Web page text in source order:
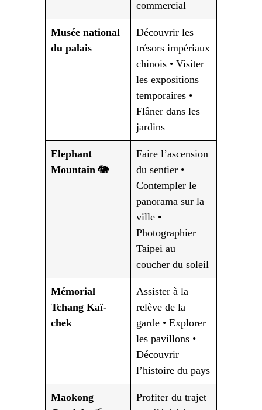
commercial
Musée national
du palais
Découvrir les
trésors impériaux
chinois • Visiter
les expositions
temporaires •
Flâner dans les
jardins
Elephant
Mountain🐘
Faire l’ascension
du sentier •
Contempler le
panorama sur la
ville •
Photographier
Taipei au
coucher du soleil
Mémorial
Tchang Kaï-
chek
Assister à la
relève de la
garde • Explorer
les pavillons •
Découvrir
l’histoire du pays
Maokong
Profiter du trajet